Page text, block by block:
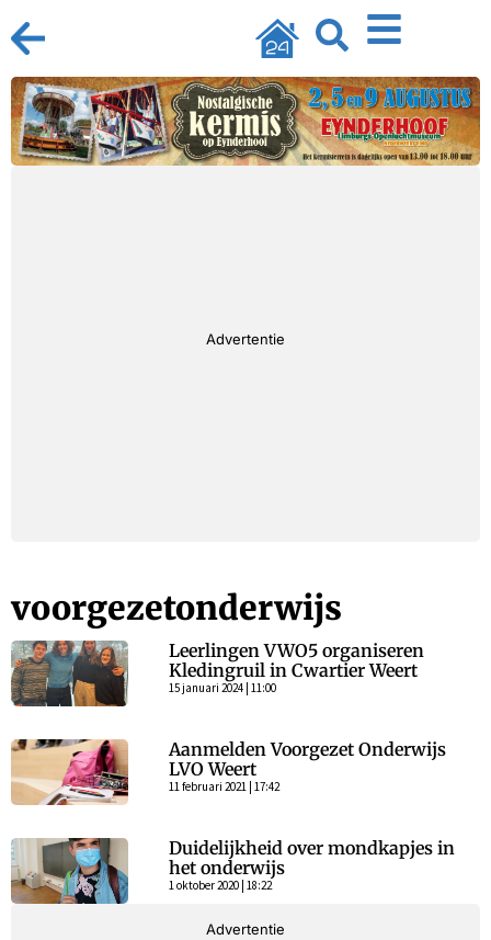
Advertentie
voorgezetonderwijs
Leerlingen VWO5 organiseren
Kledingruil in Cwartier Weert
15 januari 2024 | 11:00
Aanmelden Voorgezet Onderwijs
LVO Weert
11 februari 2021 | 17:42
Duidelijkheid over mondkapjes in
het onderwijs
1 oktober 2020 | 18:22
Advertentie